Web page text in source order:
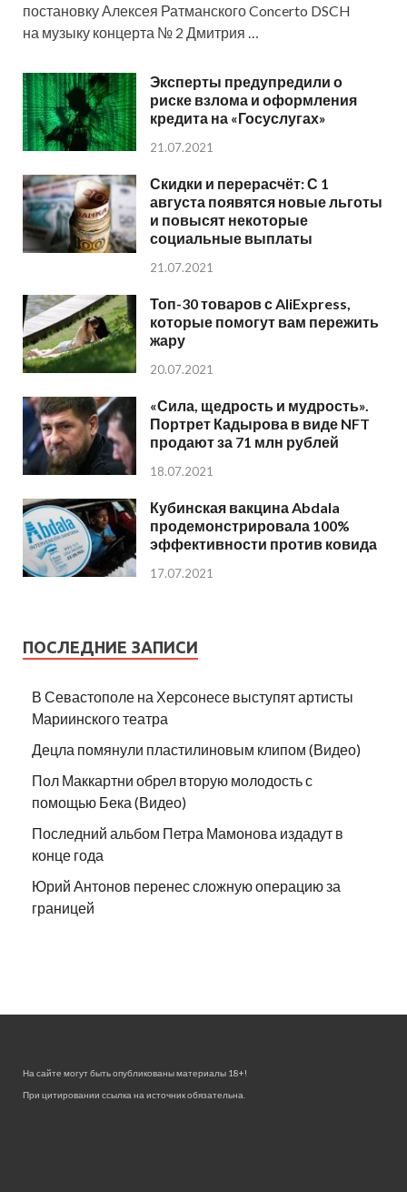
постановку Алексея Ратманского Concerto DSCH
на музыку концерта № 2 Дмитрия …
Эксперты предупредили о
риске взлома и оформления
кредита на «Госуслугах»
21.07.2021
Скидки и перерасчёт: С 1
августа появятся новые льготы
и повысят некоторые
социальные выплаты
21.07.2021
Топ-30 товаров с AliExpress,
которые помогут вам пережить
жару
20.07.2021
«Сила, щедрость и мудрость».
Портрет Кадырова в виде NFT
продают за 71 млн рублей
18.07.2021
Кубинская вакцина Abdala
продемонстрировала 100%
эффективности против ковида
17.07.2021
ПОСЛЕДНИЕ ЗАПИСИ
В Севастополе на Херсонесе выступят артисты
Мариинского театра
Децла помянули пластилиновым клипом (Видео)
Пол Маккартни обрел вторую молодость с
помощью Бека (Видео)
Последний альбом Петра Мамонова издадут в
конце года
Юрий Антонов перенес сложную операцию за
границей
На сайте могут быть опубликованы материалы 18+!
При цитировании ссылка на источник обязательна.